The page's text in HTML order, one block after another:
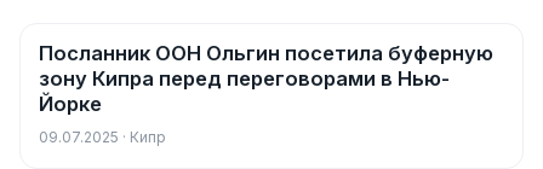
Новости
Посланник ООН Ольгин посетила буферную
зону Кипра перед переговорами в Нью-
Йорке
09.07.2025 · Кипр